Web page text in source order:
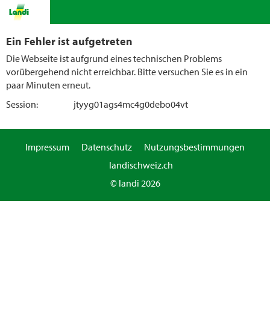
Ein Fehler ist aufgetreten
Die Webseite ist aufgrund eines technischen Problems
vorübergehend nicht erreichbar. Bitte versuchen Sie es in ein
paar Minuten erneut.
Session:
jtyyg01ags4mc4g0debo04vt
Impressum Datenschutz
Nutzungsbestimmungen
landischweiz.ch
© landi 2026